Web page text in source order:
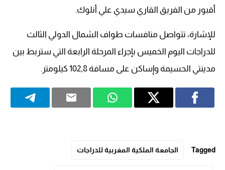
أقبور من الفريق القاري سيدي علي أنلوك.
للإشارة، تتواصل منافسات طواف الشمال الدولي الثالث
للدراجات اليوم الخميس بإجراء المرحلة الرابعة التي ستربط بين
مدينتي الحسيمة وإساكن على مسافة 102,8 كيلومتر.
Tagged الجامعة الملكية المغربية للدراجات